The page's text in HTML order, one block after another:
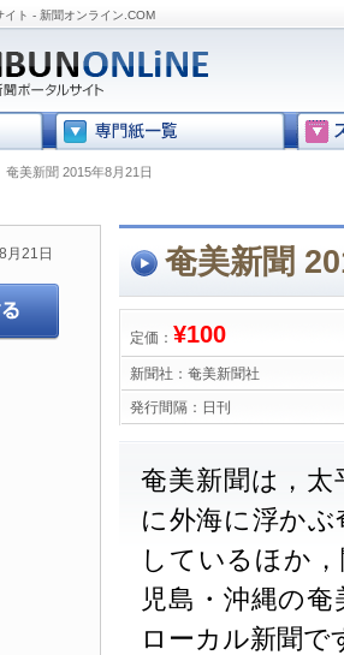
イト - 新聞オンライン.COM
奄美新聞 2015年8月21日
奄美新聞
定価： ¥100
新聞社： 奄美新聞社
発行間隔： 日刊
奄美新聞は，
に外海に浮か
しているほか
児島・沖縄の
ローカル新聞で